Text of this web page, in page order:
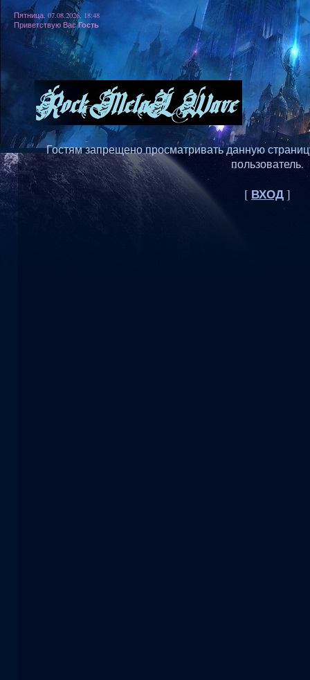
Пятница, 07.08.2026, 18:48
Приветствую Вас Гость
Гостям запрещено просматривать данную
пользователь.
[ ВХОД]